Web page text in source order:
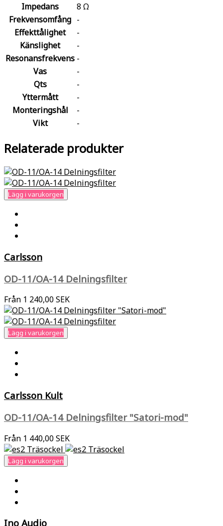
Impedans
8 Ω
Frekvensomfång -
Effekttålighet
-
Känslighet
-
Resonansfrekvens -
Vas
-
Qts
-
Yttermått
-
Monteringshål
-
Vikt
-
Relaterade produkter
Lägg i varukorgen
Carlsson
OD-11/OA-14 Delningsfilter
Från 1 240,00 SEK
Lägg i varukorgen
Carlsson Kult
OD-11/OA-14 Delningsfilter "Satori-mod"
Från 1 440,00 SEK
Lägg i varukorgen
Ino Audio